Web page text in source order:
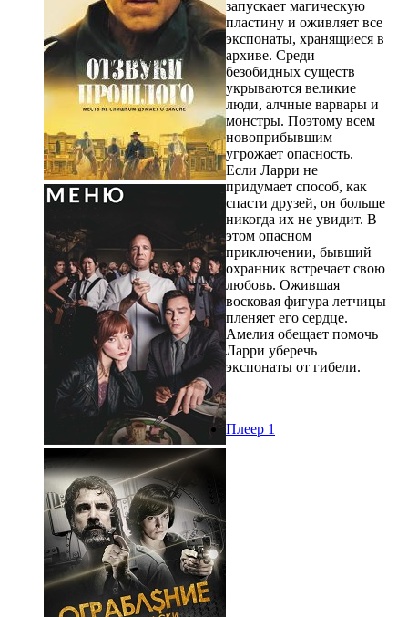
запускает магическую
пластину и оживляет все
экспонаты, хранящиеся в
архиве. Среди
безобидных существ
укрываются великие
люди, алчные варвары и
монстры. Поэтому всем
новоприбывшим
угрожает опасность.
Если Ларри не
придумает способ, как
спасти друзей, он больше
никогда их не увидит. В
этом опасном
приключении, бывший
охранник встречает свою
любовь. Ожившая
восковая фигура летчицы
пленяет его сердце.
Амелия обещает помочь
Ларри уберечь
экспонаты от гибели.
Плеер 1